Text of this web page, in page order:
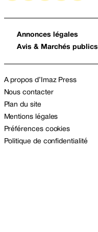
Annonces légales
Avis & Marchés publics
A propos d’Imaz Press
Nous contacter
Plan du site
Mentions légales
Préférences cookies
Politique de confidentialité